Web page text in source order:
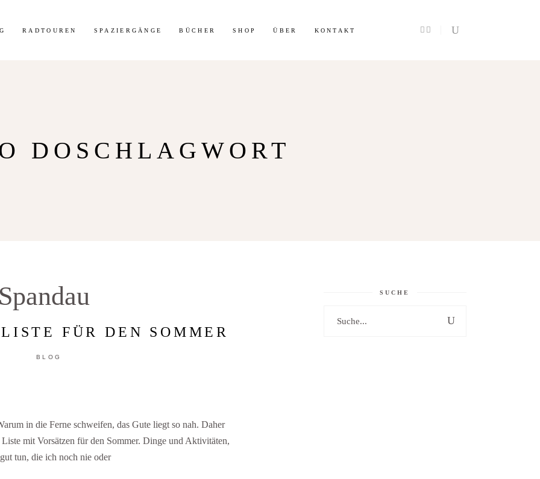
RADTOUREN SPAZIERGÄNGE BÜCHER SHOP ÜBER KONTAKT
DOSCHLAGWORT
FÜR DEN SOMMER
BLOG
in die Ferne schweifen, das Gute liegt so nah. Daher
mit Vorsätzen für den Sommer. Dinge und Aktivitäten,
tun, die ich noch nie oder
SUCHE